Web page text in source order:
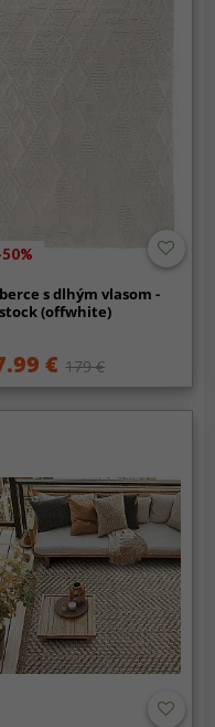
s dlhým vlasom -
(offwhite)
€ 179 €